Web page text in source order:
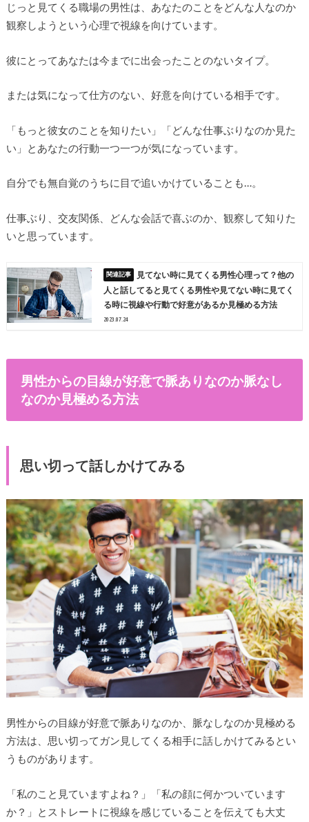
じっと見てくる職場の男性は、あなたのことをどんな人なのか
観察しようという心理で視線を向けています。
彼にとってあなたは今までに出会ったことのないタイプ。
または気になって仕方のない、好意を向けている相手です。
「もっと彼女のことを知りたい」「どんな仕事ぶりなのか見た
い」とあなたの行動一つ一つが気になっています。
自分でも無自覚のうちに目で追いかけていることも…。
仕事ぶり、交友関係、どんな会話で喜ぶのか、観察して知りた
いと思っています。
見てない時に見てくる男性心理って？他の
人と話してると見てくる男性や見てない時に見てく
る時に視線や行動で好意があるか見極める方法
2023.07.24
男性からの目線が好意で脈ありなのか脈なし
なのか見極める方法
思い切って話しかけてみる
男性からの目線が好意で脈ありなのか、脈なしなのか見極める
方法は、思い切ってガン見してくる相手に話しかけてみるとい
うものがあります。
「私のこと見ていますよね？」「私の顔に何かついています
か？」とストレートに視線を感じていることを伝えても大丈